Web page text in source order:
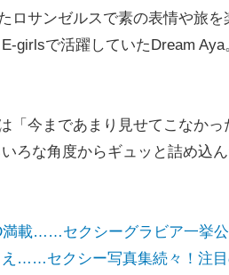
サンゼルスで素の表情や旅
girlsで活躍していたDream
「今まであまり見せてこなか
ろな角度からギュッと詰め込
満載……セクシーグラビア一挙
え……セクシー写真集続々！注